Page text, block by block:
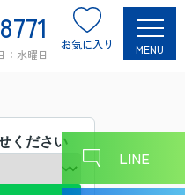
：水曜日
お気に入り MENU
LINE
ください